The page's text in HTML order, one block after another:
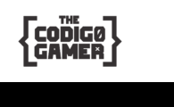
contenido